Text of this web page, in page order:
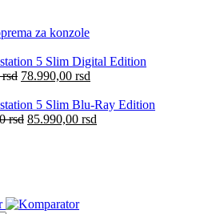
za konzole
5 Slim Digital Edition
rsd 78.990,00 rsd
5 Slim Blu-Ray Edition
rsd 85.990,00 rsd